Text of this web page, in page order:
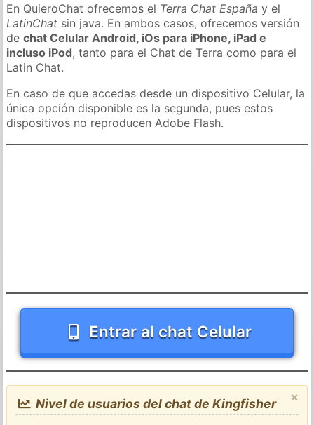
En QuieroChat ofrecemos el Terra Chat España y el
LatinChat sin java. En ambos casos, ofrecemos versión
dechat Celular Android, iOs para iPhone, iPad e
incluso iPod, tanto para el Chat de Terra como para el
Latin Chat.
En caso de que accedas desde un dispositivo Celular, la
única opción disponible es la segunda, pues estos
dispositivos no reproducen Adobe Flash.
Entrar al chat Celular
×
Nivel de usuarios del chat de Kingfisher